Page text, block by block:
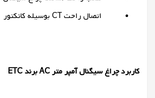
اتصال راحت CT بوسیله کانکتور
کاربرد چراغ سیگنال آمپر مترACبرند ETC